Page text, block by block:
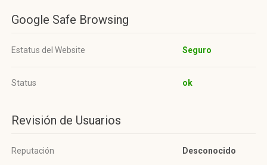
Google Safe Browsing
Estatus del Website Seguro
Status ok
Revisión de Usuarios
Reputación Desconocido